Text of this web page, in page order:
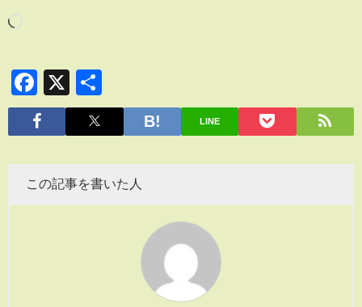
Facebook
X
有
LINE
この記事を書いた人